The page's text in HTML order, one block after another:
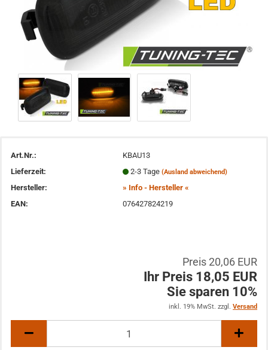
Art.Nr.:
KBAU13
Lieferzeit:
2-3 Tage (Ausland abweichend)
Hersteller:
» Info - Hersteller «
EAN:
076427824219
Preis 20,06 EUR
Ihr Preis 18,05 EUR
Sie sparen 10%
inkl. 19% MwSt. zzgl. Versand